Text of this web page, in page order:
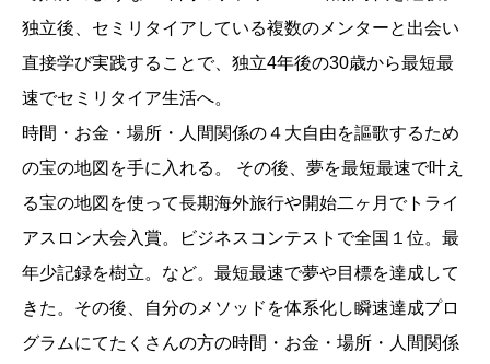
独立後、セミリタイアしている複数のメンターと出会い
直接学び実践することで、独立4年後の30歳から最短最
速でセミリタイア生活へ。
時間・お金・場所・人間関係の４大自由を謳歌するため
の宝の地図を手に入れる。 その後、夢を最短最速で叶え
る宝の地図を使って長期海外旅行や開始二ヶ月でトライ
アスロン大会入賞。ビジネスコンテストで全国１位。最
年少記録を樹立。など。最短最速で夢や目標を達成して
きた。その後、自分のメソッドを体系化し瞬速達成プロ
グラムにてたくさんの方の時間・お金・場所・人間関係